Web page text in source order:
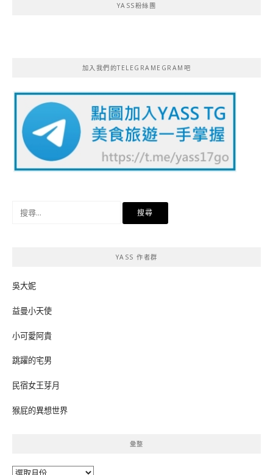
YASS粉絲團
加入我們的TELEGRAMEGRAM吧
YASS 作者群
吳大妮
益曼小天使
小可愛阿貴
跳躍的宅男
民宿女王芽月
猴屁的異想世界
彙整
彙